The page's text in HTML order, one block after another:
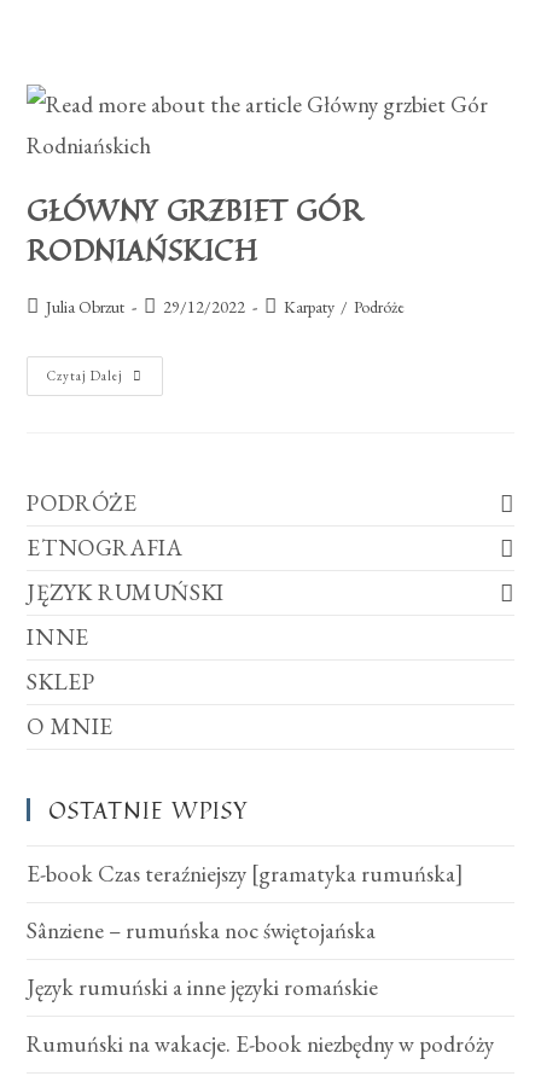
GŁÓWNY GRZBIET GÓR
RODNIAŃSKICH
Julia Obrzut 29/12/2022 Karpaty / Podróże
Czytaj Dalej
PODRÓŻE
ETNOGRAFIA
JĘZYK RUMUŃSKI
INNE
SKLEP
O MNIE
OSTATNIE WPISY
E-book Czas teraźniejszy [gramatyka rumuńska]
Sânziene – rumuńska noc świętojańska
Język rumuński a inne języki romańskie
Rumuński na wakacje. E-book niezbędny w podróży